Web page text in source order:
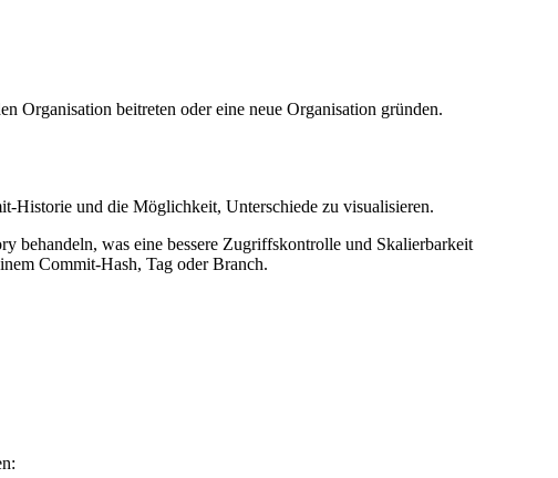
Organisation beitreten oder eine neue Organisation gründen.
Historie und die Möglichkeit, Unterschiede zu visualisieren.
behandeln, was eine bessere Zugriffskontrolle und Skalierbarkeit
Commit-Hash, Tag oder Branch.